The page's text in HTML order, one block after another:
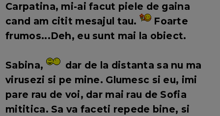
Carpatina, mi-ai facut piele de gaina
cand am citit mesajul tau.
Foarte
frumos...Deh, eu sunt mai la obiect.
Sabina,
dar de la distanta sa nu ma
virusezi si pe mine. Glumesc si eu, imi
pare rau de voi, dar mai rau de Sofia
mititica. Sa va faceti repede bine, si